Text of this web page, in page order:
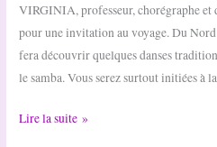
VIRGINIA, professeur, chorégraphe
pour une invitation au voyage. Du
fera découvrir quelques danses
le samba. Vous serez surtout initiées à
Stage
Lire la suite »